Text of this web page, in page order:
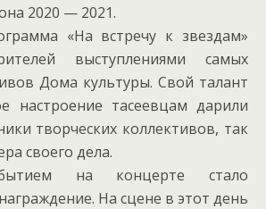
2020 — 2021.
«На встречу к звездам»
выступлениями самых
Дома культуры. Свой талант
настроение тасеевцам дарили
творческих коллективов, так
своего дела.
на концерте стало
На сцене в этот день